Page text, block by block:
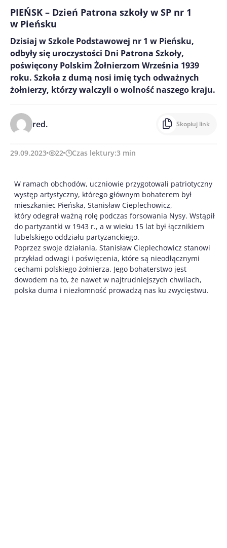
PIEŃSK – Dzień Patrona szkoły w SP nr 1
w Pieńsku
Dzisiaj w Szkole Podstawowej nr 1 w Pieńsku,
odbyły się uroczystości Dni Patrona Szkoły,
poświęcony Polskim Żołnierzom Września 1939
roku. Szkoła z dumą nosi imię tych odważnych
żołnierzy, którzy walczyli o wolność naszego kraju.
red. Skopiuj link
29.09.2023 22 Czas lektury:3 min
W ramach obchodów, uczniowie przygotowali patriotyczny
występ artystyczny, którego głównym bohaterem był
mieszkaniec Pieńska, Stanisław Cieplechowicz,
który odegrał ważną rolę podczas forsowania Nysy. Wstąpił
do partyzantki w 1943 r., a w wieku 15 lat był łącznikiem
lubelskiego oddziału partyzanckiego.
Poprzez swoje działania, Stanisław Cieplechowicz stanowi
przykład odwagi i poświęcenia, które są nieodłącznymi
cechami polskiego żołnierza. Jego bohaterstwo jest
dowodem na to, że nawet w najtrudniejszych chwilach,
polska duma i niezłomność prowadzą nas ku zwycięstwu.